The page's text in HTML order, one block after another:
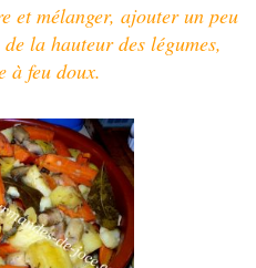
et mélanger, ajouter un peu
la hauteur des légumes,
à feu doux.